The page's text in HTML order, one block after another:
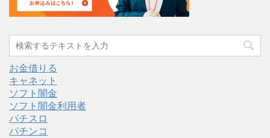
お金借りる
キャネット
ソフト闇金
ソフト闇金利用者
パチスロ
パチンコ